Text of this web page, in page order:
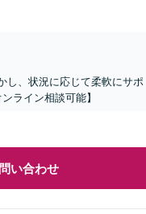
し、状況に応じて柔軟にサポ
ライン相談可能】
い合わせ